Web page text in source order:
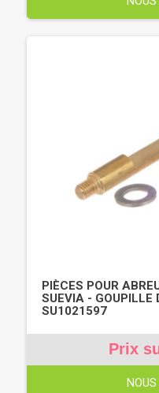
PIÈCES POUR
SUEVIA - GOUPILLE
SU1021597
Prix